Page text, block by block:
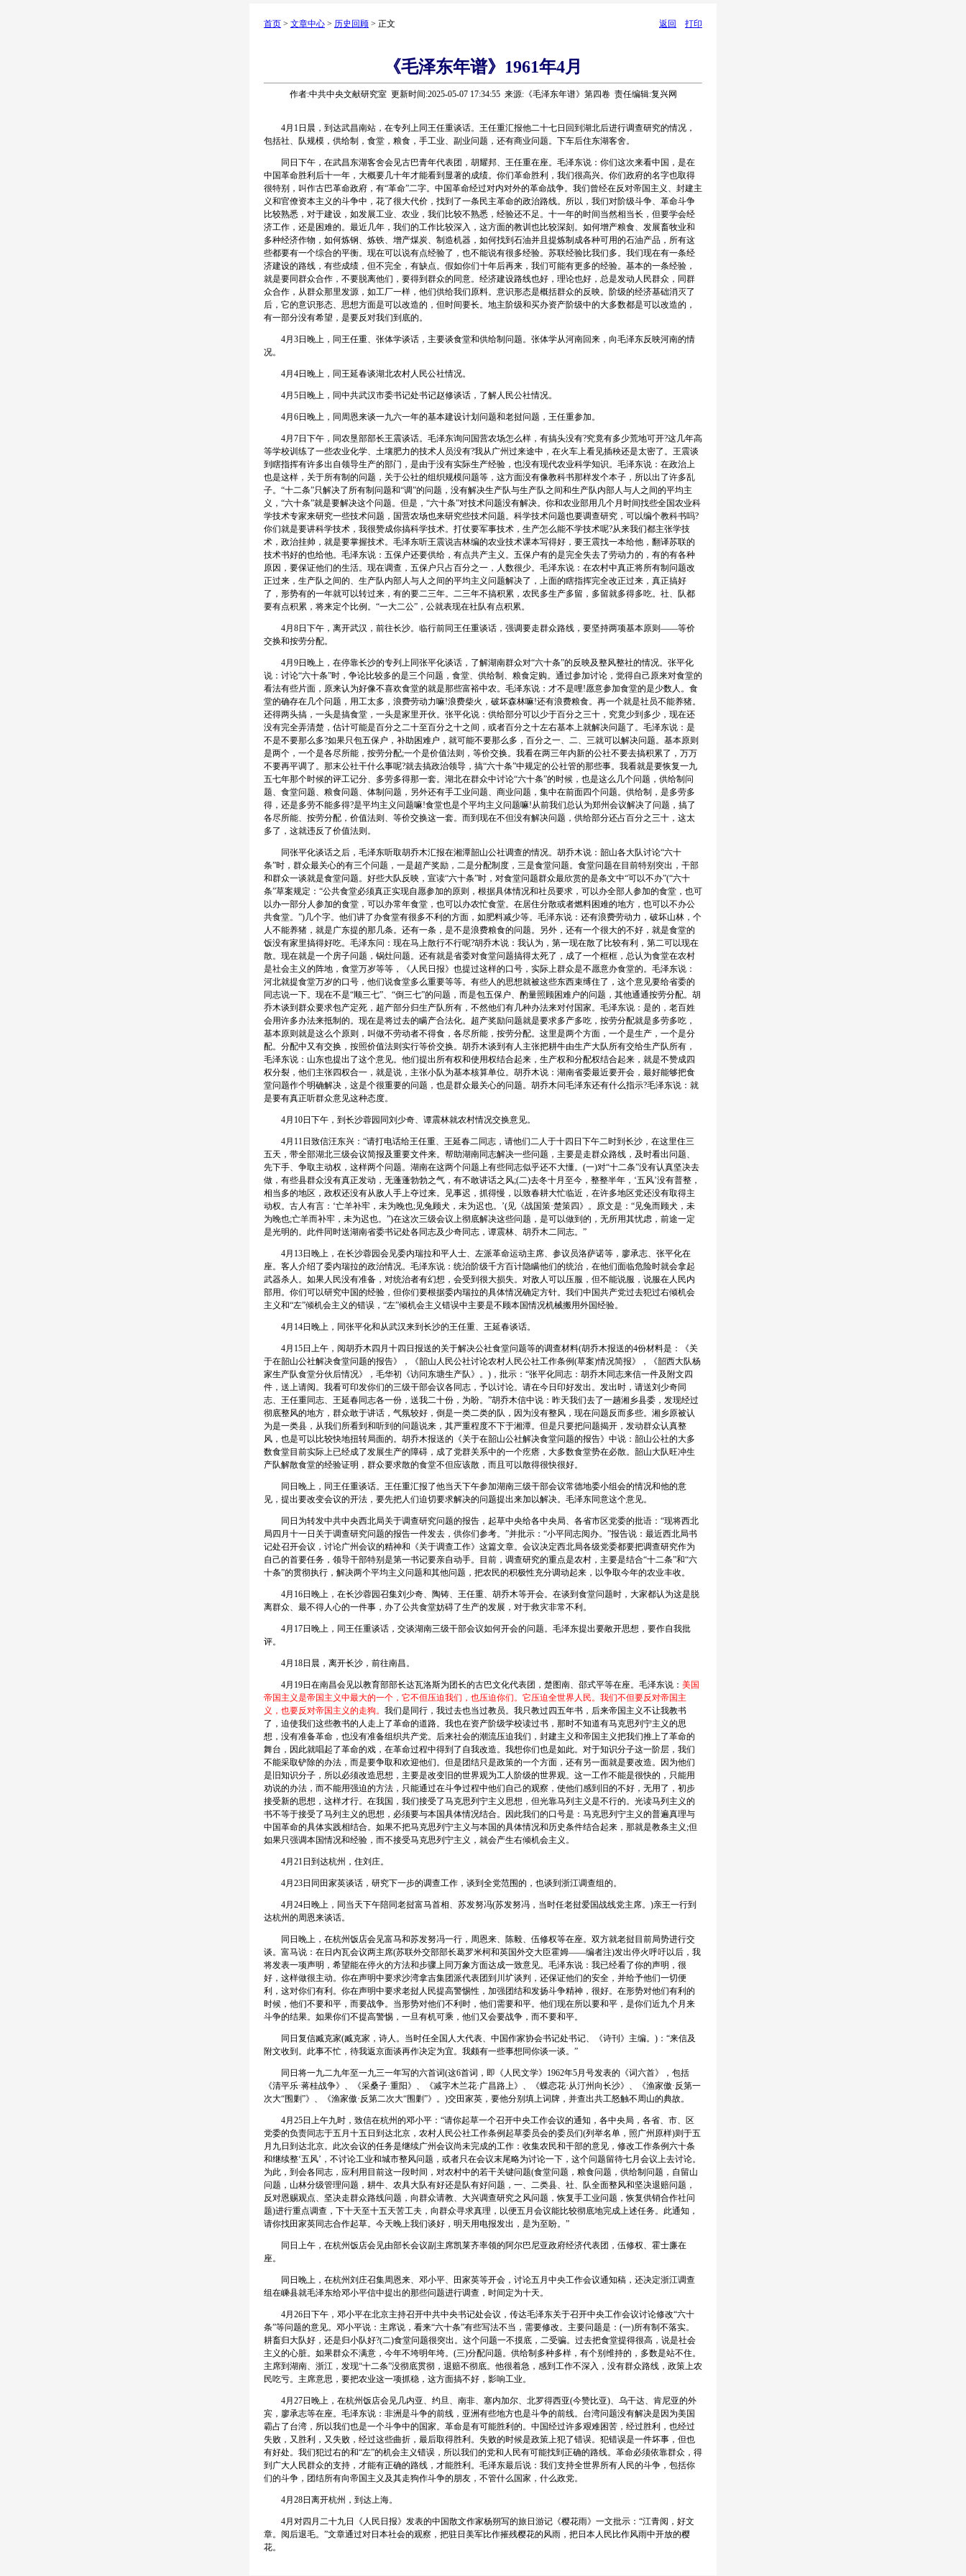
首页 > 文章中心 > 历史回顾 > 正文 返回 打印
《毛泽东年谱》1961年4月
作者:中共中央文献研究室 更新时间:2025-05-07 17:34:55 来源:《毛泽东年谱》第四卷 责任编辑:复兴网
4月1日晨，到达武昌南站，在专列上同王任重谈话。王任重汇报他二十七日回到湖北后进行调查研究的情况，
包括社、队规模，供给制，食堂，粮食，手工业、副业问题，还有商业问题。下车后住东湖客舍。
同日下午，在武昌东湖客舍会见古巴青年代表团，胡耀邦、王任重在座。毛泽东说：你们这次来看中国，是在
中国革命胜利后十一年，大概要几十年才能看到显著的成绩。你们革命胜利，我们很高兴。你们政府的名字也取得
很特别，叫作古巴革命政府，有“革命”二字。中国革命经过对内对外的革命战争。我们曾经在反对帝国主义、封建主
义和官僚资本主义的斗争中，花了很大代价，找到了一条民主革命的政治路线。所以，我们对阶级斗争、革命斗争
比较熟悉，对于建设，如发展工业、农业，我们比较不熟悉，经验还不足。十一年的时间当然相当长，但要学会经
济工作，还是困难的。最近几年，我们的工作比较深入，这方面的教训也比较深刻。如何增产粮食、发展畜牧业和
多种经济作物，如何炼钢、炼铁、增产煤炭、制造机器，如何找到石油并且提炼制成各种可用的石油产品，所有这
些都要有一个综合的平衡。现在可以说有点经验了，也不能说有很多经验。苏联经验比我们多。我们现在有一条经
济建设的路线，有些成绩，但不完全，有缺点。假如你们十年后再来，我们可能有更多的经验。基本的一条经验，
就是要同群众合作，不要脱离他们，要得到群众的同意。经济建设路线也好，理论也好，总是发动人民群众，同群
众合作，从群众那里发源，如工厂一样，他们供给我们原料。意识形态是概括群众的反映。阶级的经济基础消灭了
后，它的意识形态、思想方面是可以改造的，但时间要长。地主阶级和买办资产阶级中的大多数都是可以改造的，
有一部分没有希望，是要反对我们到底的。
4月3日晚上，同王任重、张体学谈话，主要谈食堂和供给制问题。张体学从河南回来，向毛泽东反映河南的情
况。
4月4日晚上，同王延春谈湖北农村人民公社情况。
4月5日晚上，同中共武汉市委书记处书记赵修谈话，了解人民公社情况。
4月6日晚上，同周恩来谈一九六一年的基本建设计划问题和老挝问题，王任重参加。
4月7日下午，同农垦部部长王震谈话。毛泽东询问国营农场怎么样，有搞头没有?究竟有多少荒地可开?这几年高
等学校训练了一些农业化学、土壤肥力的技术人员没有?我从广州过来途中，在火车上看见插秧还是太密了。王震谈
到瞎指挥有许多出自领导生产的部门，是由于没有实际生产经验，也没有现代农业科学知识。毛泽东说：在政治上
也是这样，关于所有制的问题，关于公社的组织规模问题等，这方面没有像教科书那样发个本子，所以出了许多乱
子。“十二条”只解决了所有制问题和“调”的问题，没有解决生产队与生产队之间和生产队内部人与人之间的平均主
义，“六十条”就是要解决这个问题。但是，“六十条”对技术问题没有解决。你和农业部用几个月时间找些全国农业科
学技术专家来研究一些技术问题，国营农场也来研究些技术问题。科学技术问题也要调查研究，可以编个教科书吗?
你们就是要讲科学技术，我很赞成你搞科学技术。打仗要军事技术，生产怎么能不学技术呢?从来我们都主张学技
术，政治挂帅，就是要掌握技术。毛泽东听王震说吉林编的农业技术课本写得好，要王震找一本给他，翻译苏联的
技术书好的也给他。毛泽东说：五保户还要供给，有点共产主义。五保户有的是完全失去了劳动力的，有的有各种
原因，要保证他们的生活。现在调查，五保户只占百分之一，人数很少。毛泽东说：在农村中真正将所有制问题改
正过来，生产队之间的、生产队内部人与人之间的平均主义问题解决了，上面的瞎指挥完全改正过来，真正搞好
了，形势有的一年就可以转过来，有的要二三年。二三年不搞积累，农民多生产多留，多留就多得多吃。社、队都
要有点积累，将来定个比例。“一大二公”，公就表现在社队有点积累。
4月8日下午，离开武汉，前往长沙。临行前同王任重谈话，强调要走群众路线，要坚持两项基本原则——等价
交换和按劳分配。
4月9日晚上，在停靠长沙的专列上同张平化谈话，了解湖南群众对“六十条”的反映及整风整社的情况。张平化
说：讨论“六十条”时，争论比较多的是三个问题，食堂、供给制、粮食定购。通过参加讨论，觉得自己原来对食堂的
看法有些片面，原来认为好像不喜欢食堂的就是那些富裕中农。毛泽东说：才不是哩!愿意参加食堂的是少数人。食
堂的确存在几个问题，用工太多，浪费劳动力嘛!浪费柴火，破坏森林嘛!还有浪费粮食。再一个就是社员不能养猪。
还得两头搞，一头是搞食堂，一头是家里开伙。张平化说：供给部分可以少于百分之三十，究竟少到多少，现在还
没有完全弄清楚，估计可能是百分之二十至百分之十之间，或者百分之十左右基本上就解决问题了。毛泽东说：是
不是不要那么多?如果只包五保户，补助困难户，就可能不要那么多，百分之一、二、三就可以解决问题。基本原则
是两个，一个是各尽所能，按劳分配;一个是价值法则，等价交换。我看在两三年内新的公社不要去搞积累了，万万
不要再平调了。那末公社干什么事呢?就去搞政治领导，搞“六十条”中规定的公社管的那些事。我看就是要恢复一九
五七年那个时候的评工记分、多劳多得那一套。湖北在群众中讨论“六十条”的时候，也是这么几个问题，供给制问
题、食堂问题、粮食问题、体制问题，另外还有手工业问题、商业问题，集中在前面四个问题。供给制，是多劳多
得，还是多劳不能多得?是平均主义问题嘛!食堂也是个平均主义问题嘛!从前我们总认为郑州会议解决了问题，搞了
各尽所能、按劳分配，价值法则、等价交换这一套。而到现在不但没有解决问题，供给部分还占百分之三十，这太
多了，这就违反了价值法则。
同张平化谈话之后，毛泽东听取胡乔木汇报在湘潭韶山公社调查的情况。胡乔木说：韶山各大队讨论“六十
条”时，群众最关心的有三个问题，一是超产奖励，二是分配制度，三是食堂问题。食堂问题在目前特别突出，干部
和群众一谈就是食堂问题。好些大队反映，宣读“六十条”时，对食堂问题群众最欣赏的是条文中“可以不办”(“六十
条”草案规定：“公共食堂必须真正实现自愿参加的原则，根据具体情况和社员要求，可以办全部人参加的食堂，也可
以办一部分人参加的食堂，可以办常年食堂，也可以办农忙食堂。在居住分散或者燃料困难的地方，也可以不办公
共食堂。”)几个字。他们讲了办食堂有很多不利的方面，如肥料减少等。毛泽东说：还有浪费劳动力，破坏山林，个
人不能养猪，就是广东提的那几条。还有一条，是不是浪费粮食的问题。另外，还有一个很大的不好，就是食堂的
饭没有家里搞得好吃。毛泽东问：现在马上散行不行呢?胡乔木说：我认为，第一现在散了比较有利，第二可以现在
散。现在就是一个房子问题，锅灶问题。还有就是省委对食堂问题搞得太死了，成了一个框框，总认为食堂在农村
是社会主义的阵地，食堂万岁等等，《人民日报》也提过这样的口号，实际上群众是不愿意办食堂的。毛泽东说：
河北就提食堂万岁的口号，他们说食堂多么重要等等。有些人的思想就被这些东西束缚住了，这个意见要给省委的
同志说一下。现在不是“顺三七”、“倒三七”的问题，而是包五保户、酌量照顾困难户的问题，其他通通按劳分配。胡
乔木谈到群众要求包产定死，超产部分归生产队所有，不然他们有几种办法来对付国家。毛泽东说：是的，老百姓
会用许多办法来抵制的。现在是将过去的瞒产合法化。超产奖励问题就是要求多产多吃，按劳分配就是多劳多吃，
基本原则就是这么个原则，叫做不劳动者不得食，各尽所能，按劳分配。这里是两个方面，一个是生产，一个是分
配。分配中又有交换，按照价值法则实行等价交换。胡乔木谈到有人主张把耕牛由生产大队所有交给生产队所有，
毛泽东说：山东也提出了这个意见。他们提出所有权和使用权结合起来，生产权和分配权结合起来，就是不赞成四
权分裂，他们主张四权合一，就是说，主张小队为基本核算单位。胡乔木说：湖南省委最近要开会，最好能够把食
堂问题作个明确解决，这是个很重要的问题，也是群众最关心的问题。胡乔木问毛泽东还有什么指示?毛泽东说：就
是要有真正听群众意见这种态度。
4月10日下午，到长沙蓉园同刘少奇、谭震林就农村情况交换意见。
4月11日致信汪东兴：“请打电话给王任重、王延春二同志，请他们二人于十四日下午二时到长沙，在这里住三
五天，带全部湖北三级会议简报及重要文件来。帮助湖南同志解决一些问题，主要是走群众路线，及时看出问题、
先下手、争取主动权，这样两个问题。湖南在这两个问题上有些同志似乎还不大懂。(一)对“十二条”没有认真坚决去
做，有些县群众没有真正发动，无蓬蓬勃勃之气，有不敢讲话之风;(二)去冬十月至今，整整半年，‘五风’没有普整，
相当多的地区，政权还没有从敌人手上夺过来。见事迟，抓得慢，以致春耕大忙临近，在许多地区党还没有取得主
动权。古人有言：‘亡羊补牢，未为晚也;见兔顾犬，未为迟也。’(见《战国策·楚策四》。原文是：“见兔而顾犬，未
为晚也;亡羊而补牢，未为迟也。”)在这次三级会议上彻底解决这些问题，是可以做到的，无所用其忧虑，前途一定
是光明的。此件同时送湖南省委书记处各同志及少奇同志，谭震林、胡乔木二同志。”
4月13日晚上，在长沙蓉园会见委内瑞拉和平人士、左派革命运动主席、参议员洛萨诺等，廖承志、张平化在
座。客人介绍了委内瑞拉的政治情况。毛泽东说：统治阶级千方百计隐瞒他们的统治，在他们面临危险时就会拿起
武器杀人。如果人民没有准备，对统治者有幻想，会受到很大损失。对敌人可以压服，但不能说服，说服在人民内
部用。你们可以研究中国的经验，但你们要根据委内瑞拉的具体情况确定方针。我们中国共产党过去犯过右倾机会
主义和“左”倾机会主义的错误，“左”倾机会主义错误中主要是不顾本国情况机械搬用外国经验。
4月14日晚上，同张平化和从武汉来到长沙的王任重、王延春谈话。
4月15日上午，阅胡乔木四月十四日报送的关于解决公社食堂问题等的调查材料(胡乔木报送的4份材料是：《关
于在韶山公社解决食堂问题的报告》，《韶山人民公社讨论农村人民公社工作条例(草案)情况简报》，《韶西大队杨
家生产队食堂分伙后情况》，毛华初《访问东塘生产队》。)，批示：“张平化同志：胡乔木同志来信一件及附文四
件，送上请阅。我看可印发你们的三级干部会议各同志，予以讨论。请在今日印好发出。发出时，请送刘少奇同
志、王任重同志、王延春同志各一份，送我二十份，为盼。”胡乔木信中说：昨天我们去了一趟湘乡县委，发现经过
彻底整风的地方，群众敢于讲话，气氛较好，倒是一类二类的队，因为没有整风，现在问题反而多些。湘乡原被认
为是一类县，从我们所看到和听到的问题说来，其严重程度不下于湘潭。但是只要把问题揭开，发动群众认真整
风，也是可以比较快地扭转局面的。胡乔木报送的《关于在韶山公社解决食堂问题的报告》中说：韶山公社的大多
数食堂目前实际上已经成了发展生产的障碍，成了党群关系中的一个疙瘩，大多数食堂势在必散。韶山大队旺冲生
产队解散食堂的经验证明，群众要求散的食堂不但应该散，而且可以散得很快很好。
同日晚上，同王任重谈话。王任重汇报了他当天下午参加湖南三级干部会议常德地委小组会的情况和他的意
见，提出要改变会议的开法，要先把人们迫切要求解决的问题提出来加以解决。毛泽东同意这个意见。
同日为转发中共中央西北局关于调查研究问题的报告，起草中央给各中央局、各省市区党委的批语：“现将西北
局四月十一日关于调查研究问题的报告一件发去，供你们参考。”并批示：“小平同志阅办。”报告说：最近西北局书
记处召开会议，讨论广州会议的精神和《关于调查工作》这篇文章。会议决定西北局各级党委都要把调查研究作为
自己的首要任务，领导干部特别是第一书记要亲自动手。目前，调查研究的重点是农村，主要是结合“十二条”和“六
十条”的贯彻执行，解决两个平均主义问题和其他问题，把农民的积极性充分调动起来，以争取今年的农业丰收。
4月16日晚上，在长沙蓉园召集刘少奇、陶铸、王任重、胡乔木等开会。在谈到食堂问题时，大家都认为这是脱
离群众、最不得人心的一件事，办了公共食堂妨碍了生产的发展，对于救灾非常不利。
4月17日晚上，同王任重谈话，交谈湖南三级干部会议如何开会的问题。毛泽东提出要敞开思想，要作自我批
评。
4月18日晨，离开长沙，前往南昌。
4月19日在南昌会见以教育部部长达瓦洛斯为团长的古巴文化代表团，楚图南、邵式平等在座。毛泽东说： 美国
帝国主义是帝国主义中最大的一个，它不但压迫我们，也压迫你们。它压迫全世界人民。我们不但要反对帝国主
义，也要反对帝国主义的走狗。 我们是同行，我过去也当过教员。我只教过四五年书，后来帝国主义不让我教书
了，迫使我们这些教书的人走上了革命的道路。我也在资产阶级学校读过书，那时不知道有马克思列宁主义的思
想，没有准备革命，也没有准备组织共产党。后来社会的潮流压迫我们，封建主义和帝国主义把我们推上了革命的
舞台，因此就唱起了革命的戏，在革命过程中得到了自我改造。我想你们也是如此。对于知识分子这一阶层，我们
不能采取铲除的办法，而是要争取和欢迎他们。但是团结只是政策的一个方面，还有另一面就是要改造。因为他们
是旧知识分子，所以必须改造思想，主要是改变旧的世界观为工人阶级的世界观。这一工作不能是很快的，只能用
劝说的办法，而不能用强迫的方法，只能通过在斗争过程中他们自己的观察，使他们感到旧的不好，无用了，初步
接受新的思想，这样才行。在我国，我们接受了马克思列宁主义思想，但光靠马列主义是不行的。光读马列主义的
书不等于接受了马列主义的思想，必须要与本国具体情况结合。因此我们的口号是：马克思列宁主义的普遍真理与
中国革命的具体实践相结合。如果不把马克思列宁主义与本国的具体情况和历史条件结合起来，那就是教条主义;但
如果只强调本国情况和经验，而不接受马克思列宁主义，就会产生右倾机会主义。
4月21日到达杭州，住刘庄。
4月23日同田家英谈话，研究下一步的调查工作，谈到全党范围的，也谈到浙江调查组的。
4月24日晚上，同当天下午陪同老挝富马首相、苏发努冯(苏发努冯，当时任老挝爱国战线党主席。)亲王一行到
达杭州的周恩来谈话。
同日晚上，在杭州饭店会见富马和苏发努冯一行，周恩来、陈毅、伍修权等在座。双方就老挝目前局势进行交
谈。富马说：在日内瓦会议两主席(苏联外交部部长葛罗米柯和英国外交大臣霍姆——编者注)发出停火呼吁以后，我
将发表一项声明，希望能在停火的方法和步骤上同万象方面达成一致意见。毛泽东说：我已经看了你的声明，很
好，这样做很主动。你在声明中要求沙湾拿吉集团派代表团到川圹谈判，还保证他们的安全，并给予他们一切便
利，这对你们有利。你在声明中要求老挝人民提高警惕性，加强团结和发扬斗争精神，很好。在形势对他们有利的
时候，他们不要和平，而要战争。当形势对他们不利时，他们需要和平。他们现在所以要和平，是你们近九个月来
斗争的结果。如果你们不提高警惕，一旦有机可乘，他们又会要战争，而不要和平。
同日复信臧克家(臧克家，诗人。当时任全国人大代表、中国作家协会书记处书记、《诗刊》主编。)：“来信及
附文收到。此事不忙，待我返京面谈再作决定为宜。我颇有一些事想同你谈一谈。”
同日将一九二九年至一九三一年写的六首词(这6首词，即《人民文学》1962年5月号发表的《词六首》，包括
《清平乐·蒋桂战争》、《采桑子·重阳》、《减字木兰花·广昌路上》、《蝶恋花·从汀州向长沙》、《渔家傲·反第一
次大“围剿”》、《渔家傲·反第二次大“围剿”》。)交田家英，要他分别填上词牌，并查出共工怒触不周山的典故。
4月25日上午九时，致信在杭州的邓小平：“请你起草一个召开中央工作会议的通知，各中央局，各省、市、区
党委的负责同志于五月十五日到达北京，农村人民公社工作条例起草委员会的委员们(列举名单，照广州原样)则于五
月九日到达北京。此次会议的任务是继续广州会议尚未完成的工作：收集农民和干部的意见，修改工作条例六十条
和继续整‘五风’，不讨论工业和城市整风问题，或者只在会议末尾略为讨论一下，这个问题留待七月会议上去讨论。
为此，到会各同志，应利用目前这一段时间，对农村中的若干关键问题(食堂问题，粮食问题，供给制问题，自留山
问题，山林分级管理问题，耕牛、农具大队有好还是队有好问题，一、二类县、社、队全面整风和坚决退赔问题，
反对恩赐观点、坚决走群众路线问题，向群众请教、大兴调查研究之风问题，恢复手工业问题，恢复供销合作社问
题)进行重点调查，下十天至十五天苦工夫，向群众寻求真理，以便五月会议能比较彻底地完成上述任务。此通知，
请你找田家英同志合作起草。今天晚上我们谈好，明天用电报发出，是为至盼。”
同日上午，在杭州饭店会见由部长会议副主席凯莱齐率领的阿尔巴尼亚政府经济代表团，伍修权、霍士廉在
座。
同日晚上，在杭州刘庄召集周恩来、邓小平、田家英等开会，讨论五月中央工作会议通知稿，还决定浙江调查
组在嵊县就毛泽东给邓小平信中提出的那些问题进行调查，时间定为十天。
4月26日下午，邓小平在北京主持召开中共中央书记处会议，传达毛泽东关于召开中央工作会议讨论修改“六十
条”等问题的意见。邓小平说：主席说，看来“六十条”有些写法不当，需要修改。主要问题是：(一)所有制不落实。
耕畜归大队好，还是归小队好?(二)食堂问题很突出。这个问题一不摸底，二受骗。过去把食堂提得很高，说是社会
主义的心脏。如果群众不满意，今年不垮明年垮。(三)分配问题。供给制多种多样，有个别维持的，多数是站不住。
主席到湖南、浙江，发现“十二条”没彻底贯彻，退赔不彻底。他很着急，感到工作不深入，没有群众路线，政策上农
民吃亏。主席意思，要把农业这一项抓稳，这方面搞不好，影响工业。
4月27日晚上，在杭州饭店会见几内亚、约旦、南非、塞内加尔、北罗得西亚(今赞比亚)、乌干达、肯尼亚的外
宾，廖承志等在座。毛泽东说：非洲是斗争的前线，亚洲有些地方也是斗争的前线。台湾问题没有解决是因为美国
霸占了台湾，所以我们也是一个斗争中的国家。革命是有可能胜利的。中国经过许多艰难困苦，经过胜利，也经过
失败，又胜利，又失败，经过这些曲折，最后取得胜利。失败的时候是政策上犯了错误。犯错误是一件坏事，但也
有好处。我们犯过右的和“左”的机会主义错误，所以我们的党和人民有可能找到正确的路线。革命必须依靠群众，得
到广大人民群众的支持，才能有正确的路线，才能胜利。毛泽东最后说：我们支持全世界所有人民的斗争，包括你
们的斗争，团结所有向帝国主义及其走狗作斗争的朋友，不管什么国家，什么政党。
4月28日离开杭州，到达上海。
4月对四月二十九日《人民日报》发表的中国散文作家杨朔写的旅日游记《樱花雨》一文批示：“江青阅，好文
章。阅后退毛。”文章通过对日本社会的观察，把驻日美军比作摧残樱花的风雨，把日本人民比作风雨中开放的樱
花。